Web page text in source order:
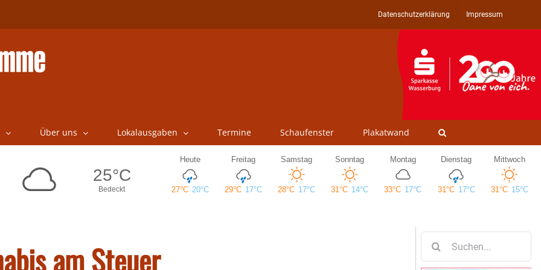
Datenschutzerklärung Impressum
Über uns Lokalausgaben Termine Schaufenster Plakatwand
am Steuer
nach: